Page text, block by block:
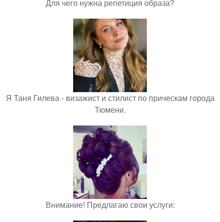
Для чего нужна репетиция образа?
Я Таня Гилева - визажист и стилист по прическам города
Тюмени.
Внимание! Предлагаю свои услуги: